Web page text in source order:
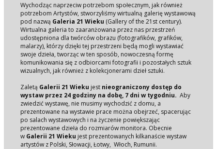
Wychodząc naprzeciw potrzebom społecznym, jak również
potrzebom Artystów, stworzyliśmy wirtualną galerię wystawową
pod nazwą Galeria 21 Wieku (Gallery of the 21st century).
Wirtualna galeria to zaaranżowana przez nas przestrzeń
udostępniona dla twórców obrazu (fotografików, grafików,
malarzy), którzy dzięki tej przestrzeni będą mogli wystawiać
swoje dzieła, tworząc w ten sposób, nowoczesną formę
komunikowania się z odbiorcami fotografii i pozostałych sztuk
wizualnych, jak również z kolekcjonerami dzieł sztuki.
Zaletą Galerii 21 Wieku jest nieograniczony dostęp do
wystaw przez 24 godziny na dobę, 7 dni w tygodniu. Aby
zwiedzić wystawę, nie musimy wychodzić z domu, a
prezentowane na wystawie prace można obejrzeć, spacerując
po salach wystawowych i na życzenie powiększając
prezentowane dzieła do rozmiarów monitora. Obecnie
w Galerii 21 Wieku jest prezentowanych kilkanaście wystaw
artystów z Polski, Słowacji, Łotwy, Włoch, Rumunii.